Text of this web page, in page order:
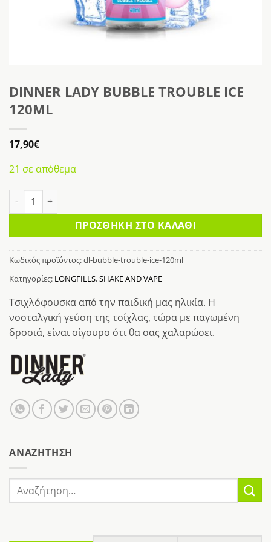
DINNER LADY BUBBLE TROUBLE ICE
120ML
17,90€
21 σε απόθεμα
ΠΡΟΣΘΉΚΗ ΣΤΟ ΚΑΛΆΘΙ
Κωδικός προϊόντος:dl-bubble-trouble-ice-120ml
Κατηγορίες: LONGFILLS,SHAKE AND VAPE
Τσιχλόφουσκα από την παιδική μας ηλικία. Η
νοσταλγική γεύση της τσίχλας, τώρα με παγωμένη
δροσιά, είναι σίγουρο ότι θα σας χαλαρώσει.
AΝΑΖΉΤΗΣΗ
Αναζήτηση
για: